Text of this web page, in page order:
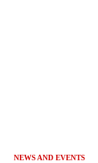
NEWS AND EVENTS